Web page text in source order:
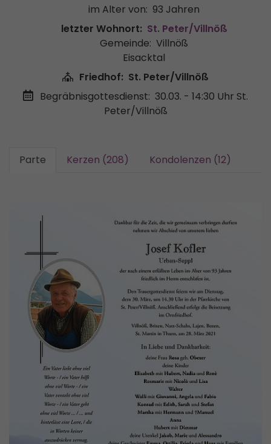
im Alter von: 93 Jahren
letzter Wohnort: St. Peter/Villnöß
Gemeinde: Villnöß
Eisacktal
Friedhof: St. Peter/Villnöß
Begräbnisgottesdienst: 30.03. - 14:30 Uhr St.
Peter/Villnöß
Parte Kerzen (208) Kondolenzen (12)